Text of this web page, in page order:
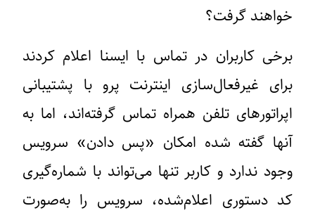
خواهند گرفت؟
برخی کاربران در تماس با ایسنا اعلام کردند
برای غیرفعال‌سازی اینترنت پرو با پشتیبانی
اپراتورهای تلفن همراه تماس گرفته‌اند، اما به
آنها گفته شده امکان «پس دادن» سرویس
وجود ندارد و کاربر تنها می‌تواند با شماره‌گیری
کد دستوری اعلام‌شده، سرویس را به‌صورت